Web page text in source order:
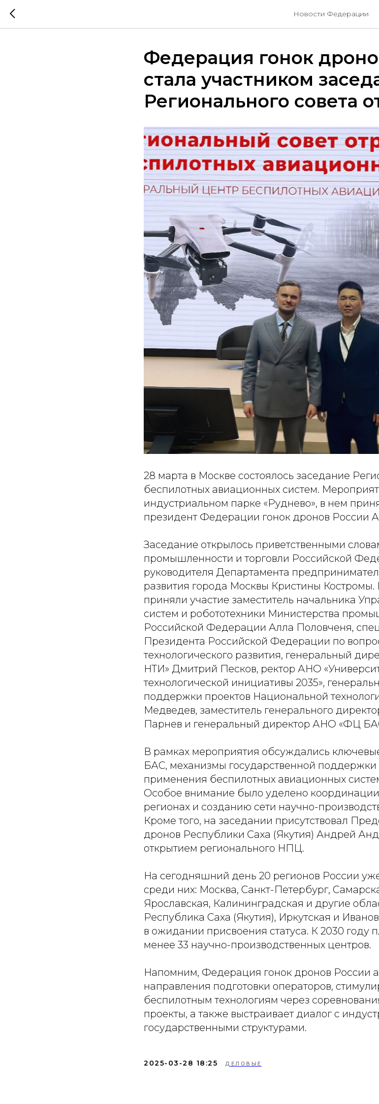
Новости Федерации
Федерация гонок
стала участником
Регионального совета
28 марта в Москве состоялось заседание
беспилотных авиационных систем.
индустриальном парке «Руднево», в нем
президент Федерации гонок дронов России
Заседание открылось приветственными
промышленности и торговли Российской
руководителя Департамента
развития города Москвы Кристины Костромы.
приняли участие заместитель начальника
систем и робототехники Министерства
Российской Федерации Алла Половченя,
Президента Российской Федерации по
технологического развития, генеральный
НТИ» Дмитрий Песков, ректор АНО
технологической инициативы 2035»,
поддержки проектов Национальной
Медведев, заместитель генерального
Парнев и генеральный директор АНО «ФЦ
В рамках мероприятия обсуждались
БАС, механизмы государственной поддержки
применения беспилотных авиационных
Особое внимание было уделено
регионах и созданию сети научно-
Кроме того, на заседании присутствовал
дронов Республики Саха (Якутия) Андрей
открытием регионального НПЦ.
На сегодняшний день 20 регионов России
среди них: Москва, Санкт-Петербург,
Ярославская, Калининградская и другие
Республика Саха (Якутия), Иркутская и
в ожидании присвоения статуса. К 2030 году
менее 33 научно-производственных центров.
Напомним, Федерация гонок дронов России
направления подготовки операторов,
беспилотным технологиям через
проекты, а также выстраивает диалог с
государственными структурами.
2025-03-28 18:25 ДЕЛОВЫЕ